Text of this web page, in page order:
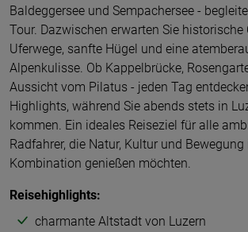
Baldeggersee und Sempachersee -
Tour. Dazwischen erwarten Sie historische
Uferwege, sanfte Hügel und eine
Alpenkulisse. Ob Kappelbrücke,
Aussicht vom Pilatus - jeden Tag
Highlights, während Sie abends stets in
kommen. Ein ideales Reiseziel für alle
Radfahrer, die Natur, Kultur und
Kombination genießen möchten.
Reisehighlights:
charmante Altstadt von Luzern